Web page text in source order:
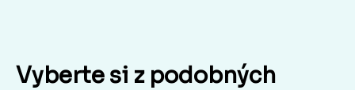
Vyberte si z podobných